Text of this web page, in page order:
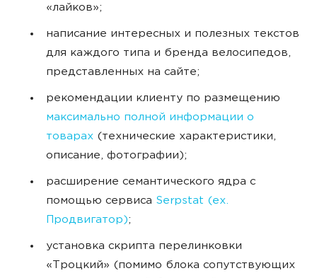
«лайков»;
написание интересных и полезных текстов
для каждого типа и бренда велосипедов,
представленных на сайте;
рекомендации клиенту по размещению
максимально полной информации о
товарах (технические характеристики,
описание, фотографии);
расширение семантического ядра с
помощью сервиса Serpstat (ex.
Продвигатор);
установка скрипта перелинковки
«Троцкий» (помимо блока сопутствующих